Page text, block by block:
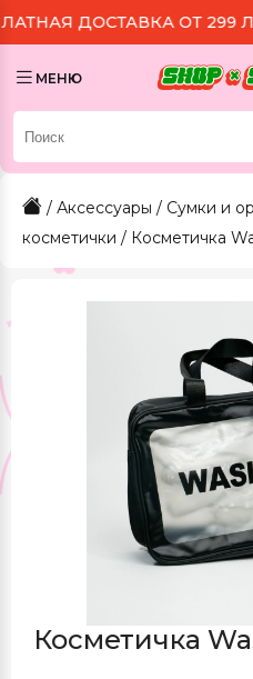
ОТ 299 ЛЕЙ
МЕНЮ
/ Аксессуары / Сумки и
косметички / Косметичка
Косметичка